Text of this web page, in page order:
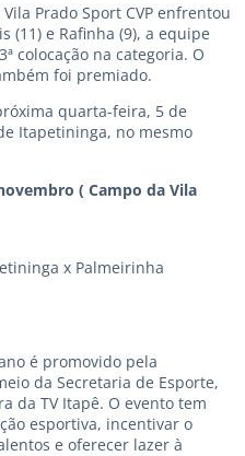
Prado Sport CVP enfrentou
(11) e Rafinha (9), a equipe
colocação na categoria. O
foi premiado.
quarta-feira, 5 de
Itapetininga, no mesmo
( Campo da Vila
x Palmeirinha
é promovido pela
da Secretaria de Esporte,
da TV Itapê. O evento tem
esportiva, incentivar o
e oferecer lazer à